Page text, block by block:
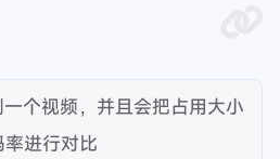
个视频，并且会把占用大小
进行对比